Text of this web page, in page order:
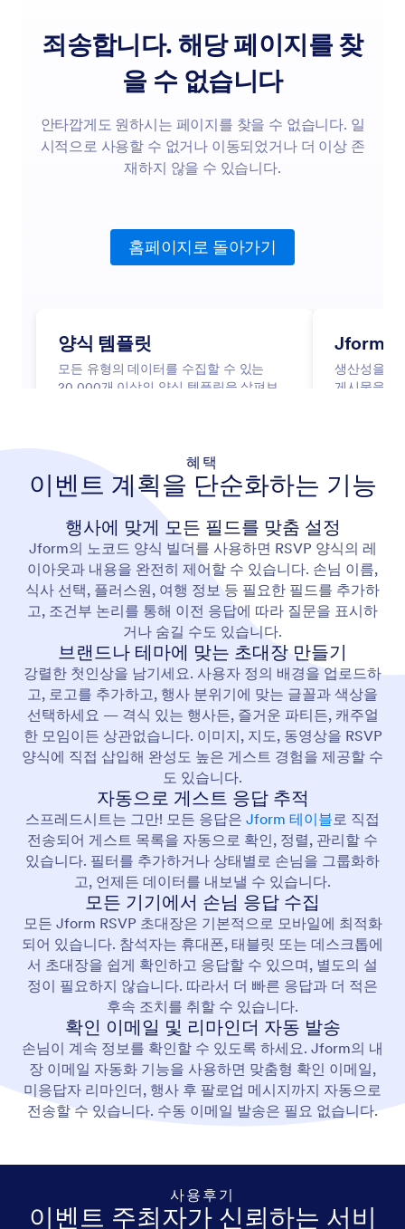
혜택
이벤트 계획을 단순화하는 기능
행사에 맞게 모든 필드를 맞춤 설정
Jform의 노코드 양식 빌더를 사용하면 RSVP 양식의 레
이아웃과 내용을 완전히 제어할 수 있습니다. 손님 이름,
식사 선택, 플러스원, 여행 정보 등 필요한 필드를 추가하
고, 조건부 논리를 통해 이전 응답에 따라 질문을 표시하
거나 숨길 수도 있습니다.
브랜드나 테마에 맞는 초대장 만들기
강렬한 첫인상을 남기세요. 사용자 정의 배경을 업로드하
고, 로고를 추가하고, 행사 분위기에 맞는 글꼴과 색상을
선택하세요 — 격식 있는 행사든, 즐거운 파티든, 캐주얼
한 모임이든 상관없습니다. 이미지, 지도, 동영상을 RSVP
양식에 직접 삽입해 완성도 높은 게스트 경험을 제공할 수
도 있습니다.
자동으로 게스트 응답 추적
스프레드시트는 그만! 모든 응답은 Jform 테이블 로 직접
전송되어 게스트 목록을 자동으로 확인, 정렬, 관리할 수
있습니다. 필터를 추가하거나 상태별로 손님을 그룹화하
고, 언제든 데이터를 내보낼 수 있습니다.
모든 기기에서 손님 응답 수집
모든 Jform RSVP 초대장은 기본적으로 모바일에 최적화
되어 있습니다. 참석자는 휴대폰, 태블릿 또는 데스크톱에
서 초대장을 쉽게 확인하고 응답할 수 있으며, 별도의 설
정이 필요하지 않습니다. 따라서 더 빠른 응답과 더 적은
후속 조치를 취할 수 있습니다.
확인 이메일 및 리마인더 자동 발송
손님이 계속 정보를 확인할 수 있도록 하세요. Jform의 내
장 이메일 자동화 기능을 사용하면 맞춤형 확인 이메일,
미응답자 리마인더, 행사 후 팔로업 메시지까지 자동으로
전송할 수 있습니다. 수동 이메일 발송은 필요 없습니다.
사용후기
이벤트 주최자가 신뢰하는 서비